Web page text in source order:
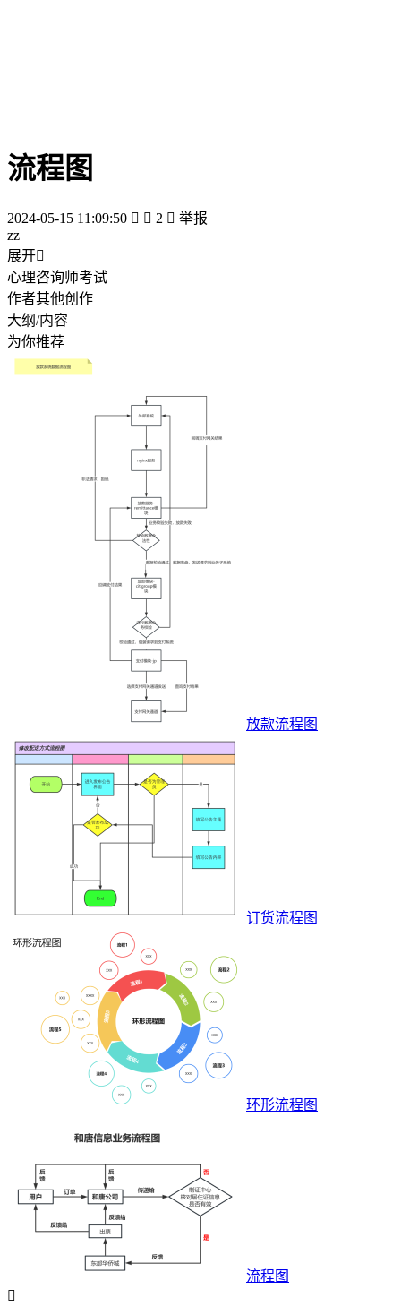
流程图
2024-05-15 11:09:50   2  举报
zz
展开
心理咨询师考试
作者其他创作
大纲/内容
为你推荐
放款流程图
订货流程图
环形流程图
流程图
